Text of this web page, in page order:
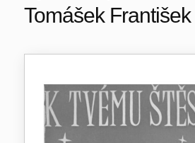
Tomášek František